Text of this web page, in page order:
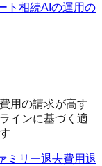
ト 相続AIの運用の
用の請求が高す
インに基づく適
ミリー退去費用退